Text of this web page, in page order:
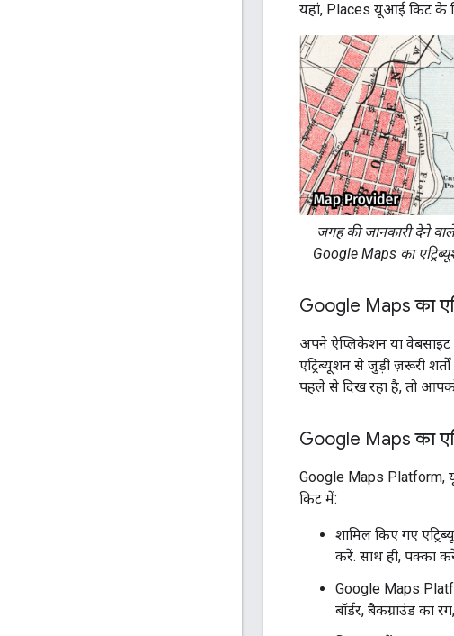
यहां, Places यूआई किट के
जगह की जानकारी देने
Google Maps का
Google Maps का
अपने ऐप्लिकेशन या
एट्रिब्यूशन से जुड़ी ज़रूरी
पहले से दिख रहा है, तो
Google Maps का
Google Maps Platform,
किट में:
शामिल किए गए
करें. साथ ही, पक्का
Google Maps
बॉर्डर, बैकग्राउंड का